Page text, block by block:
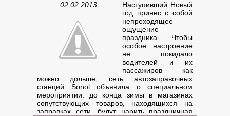
Sonol выяснили, почему новый бензин
пользуется особенной популярностью среди
02.02.2013:
Наступивший Новый
год принес с собой
непреходящее
ощущение
праздника. Чтобы
особое настроение
не покидало
водителей и их
пассажиров как
можно дольше, сеть автозаправочных
станций Sonol объявила о специальном
мероприятии: до конца зимы в магазинах
сопутствующих товаров, находящихся на
заправках сети, будут царить праздничная